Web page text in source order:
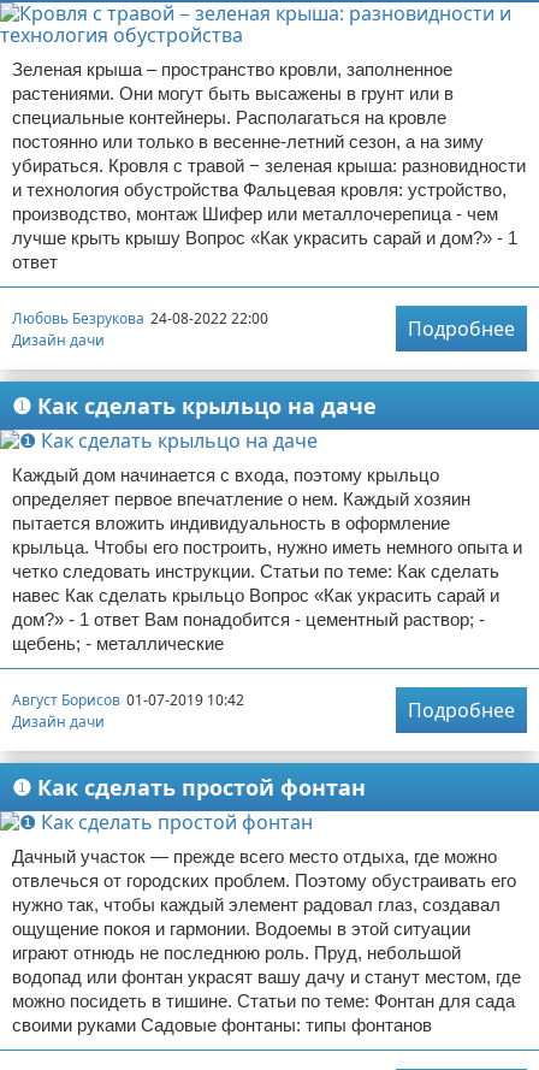
Зеленая крыша – пространство кровли, заполненное
растениями. Они могут быть высажены в грунт или в
специальные контейнеры. Располагаться на кровле
постоянно или только в весенне-летний сезон, а на зиму
убираться. Кровля с травой − зеленая крыша: разновидности
и технология обустройства Фальцевая кровля: устройство,
производство, монтаж Шифер или металлочерепица - чем
лучше крыть крышу Вопрос «Как украсить сарай и дом?» - 1
ответ
Любовь Безрукова 24-08-2022 22:00
Дизайн дачи
Подробнее
❶ Как сделать крыльцо на даче
Каждый дом начинается с входа, поэтому крыльцо
определяет первое впечатление о нем. Каждый хозяин
пытается вложить индивидуальность в оформление
крыльца. Чтобы его построить, нужно иметь немного опыта и
четко следовать инструкции. Статьи по теме: Как сделать
навес Как сделать крыльцо Вопрос «Как украсить сарай и
дом?» - 1 ответ Вам понадобится - цементный раствор; -
щебень; - металлические
Август Борисов 01-07-2019 10:42
Дизайн дачи
Подробнее
❶ Как сделать простой фонтан
Дачный участок — прежде всего место отдыха, где можно
отвлечься от городских проблем. Поэтому обустраивать его
нужно так, чтобы каждый элемент радовал глаз, создавал
ощущение покоя и гармонии. Водоемы в этой ситуации
играют отнюдь не последнюю роль. Пруд, небольшой
водопад или фонтан украсят вашу дачу и станут местом, где
можно посидеть в тишине. Статьи по теме: Фонтан для сада
своими руками Садовые фонтаны: типы фонтанов